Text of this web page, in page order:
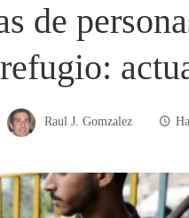
de
Raul J. Gomzalez